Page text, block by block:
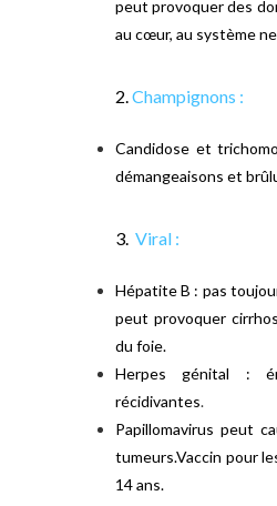
peut provoquer des
au cœur, au système
2. Champignons :
Candidose et
démangeaisons et
3. Viral :
Hépatite B : pas
peut provoquer
du foie.
Herpes génital :
récidivantes.
Papillomavirus peut
tumeurs.Vaccin pour
14 ans.